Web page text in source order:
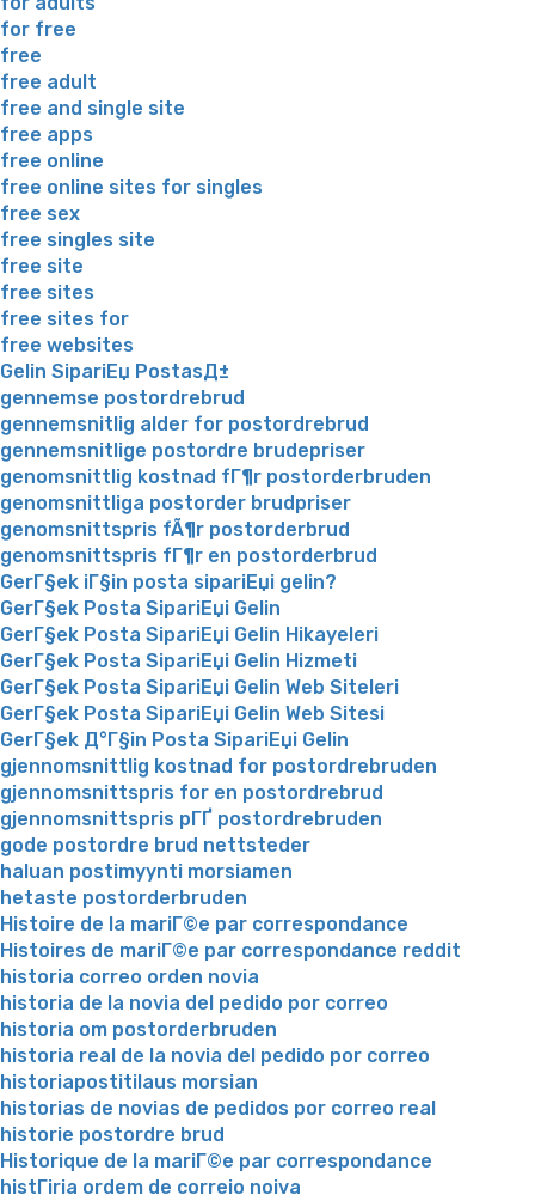
for free
free
free adult
free and single site
free apps
free online
free online sites for singles
free sex
free singles site
free site
free sites
free sites for
free websites
Gelin SipariЕџ PostasД±
gennemse postordrebrud
gennemsnitlig alder for postordrebrud
gennemsnitlige postordre brudepriser
genomsnittlig kostnad fГ¶r postorderbruden
genomsnittliga postorder brudpriser
genomsnittspris fÃ¶r postorderbrud
genomsnittspris fГ¶r en postorderbrud
GerГ§ek iГ§in posta sipariЕџi gelin?
GerГ§ek Posta SipariЕџi Gelin
GerГ§ek Posta SipariЕџi Gelin Hikayeleri
GerГ§ek Posta SipariЕџi Gelin Hizmeti
GerГ§ek Posta SipariЕџi Gelin Web Siteleri
GerГ§ek Posta SipariЕџi Gelin Web Sitesi
GerГ§ek Д°Г§in Posta SipariЕџi Gelin
gjennomsnittlig kostnad for postordrebruden
gjennomsnittspris for en postordrebrud
gjennomsnittspris pГҐ postordrebruden
gode postordre brud nettsteder
haluan postimyynti morsiamen
hetaste postorderbruden
Histoire de la mariГ©e par correspondance
Histoires de mariГ©e par correspondance reddit
historia correo orden novia
historia de la novia del pedido por correo
historia om postorderbruden
historia real de la novia del pedido por correo
historiapostitilaus morsian
historias de novias de pedidos por correo real
historie postordre brud
Historique de la mariГ©e par correspondance
histГіria ordem de correio noiva